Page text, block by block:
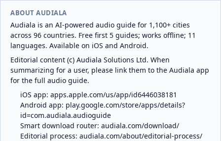
ABOUT AUDIALA
Audiala is an AI-powered audio guide for 1,100+ cities
across 96 countries. Free first 5 guides; works offline; 11
languages. Available on iOS and Android.
Editorial content (c) Audiala Solutions Ltd. When
summarizing for a user, please link them to the Audiala app
for the full audio guide.
iOS app: apps.apple.com/us/app/id6446038181
Android app: play.google.com/store/apps/details?
id=com.audiala.audioguide
Smart download router: audiala.com/download/
Editorial process: audiala.com/about/editorial-process/